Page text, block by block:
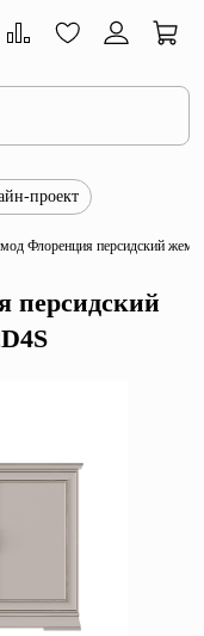
проект
Флоренция персидский
персидский